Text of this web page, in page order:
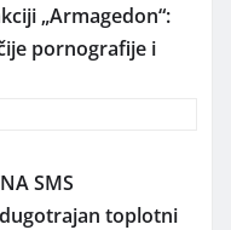
„Armagedon“:
pornografije i
SMS
dugotrajan toplotni